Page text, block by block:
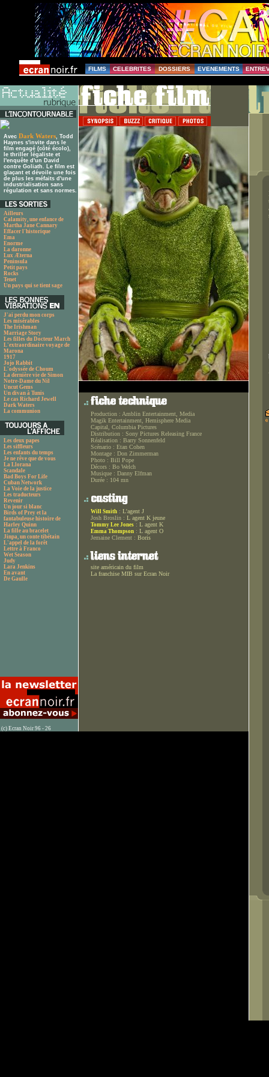
FILMS CELEBRITES DOSSIERS EVENEMENTS
Avec Dark Waters, Todd
Haynes s'invite dans le
film engagé (côté écolo),
le thriller légaliste et
l'enquête d'un David
contre Goliath. Le film est
glaçant et dévoile une fois
de plus les méfaits d'une
industrialisation sans
régulation et sans normes.
Ailleurs
Calamity, une enfance de
Martha Jane Cannary
Effacer l'historique
Ema
Enorme
La daronne
Lux Æterna
Peninsula
Petit pays
Rocks
Tenet
Un pays qui se tient sage
J'ai perdu mon corps
Les misérables
The Irishman
Marriage Story
Les filles du Docteur March
L'extraordinaire voyage de
Marona
1917
Jojo Rabbit
L'odyssée de Choum
La dernière vie de Simon
Notre-Dame du Nil
Uncut Gems
Un divan à Tunis
Le cas Richard Jewell
Dark Waters
La communion
Les deux papes
Les siffleurs
Les enfants du temps
Je ne rêve que de vous
La Llorana
Scandale
Bad Boys For Life
Cuban Network
La Voie de la justice
Les traducteurs
Revenir
Un jour si blanc
Birds of Prey et la
fantabuleuse histoire de
Harley Quinn
La fille au bracelet
Jinpa, un conte tibétain
L'appel de la forêt
Lettre à Franco
Wet Season
Judy
Lara Jenkins
En avant
De Gaulle
(c) Ecran Noir 96 - 26
Production : Amblin Entertainment, Media
Magik Entertainment, Hemisphere Media
Capital, Columbia Pictures
Distribution : Sony Pictures Releasing France
Réalisation : Barry Sonnenfeld
Scénario : Etan Cohen
Montage : Don Zimmerman
Photo : Bill Pope
Décors : Bo Welch
Musique : Danny Elfman
Durée : 104 mn
Will Smith : L'agent J
Josh Broslin : L agent K jeune
Tommy Lee Jones : L agent K
Emma Thompson : L agent O
Jemaine Clement : Boris
site américain du film
La franchise MIB sur Ecran Noir